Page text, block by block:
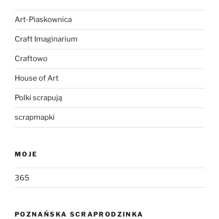
Art-Piaskownica
Craft Imaginarium
Craftowo
House of Art
Polki scrapują
scrapmapki
MOJE
365
POZNAŃSKA SCRAPRODZINKA